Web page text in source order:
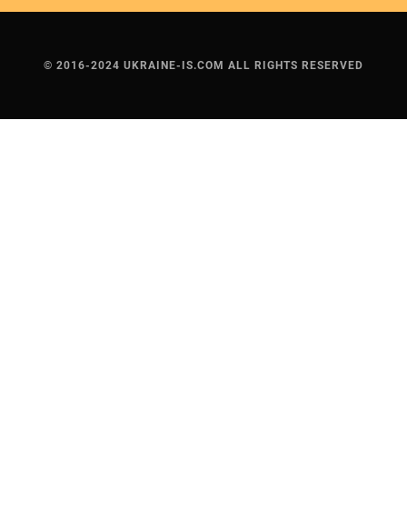
© 2016-2024 UKRAINE-IS.COM ALL RIGHTS RESERVED